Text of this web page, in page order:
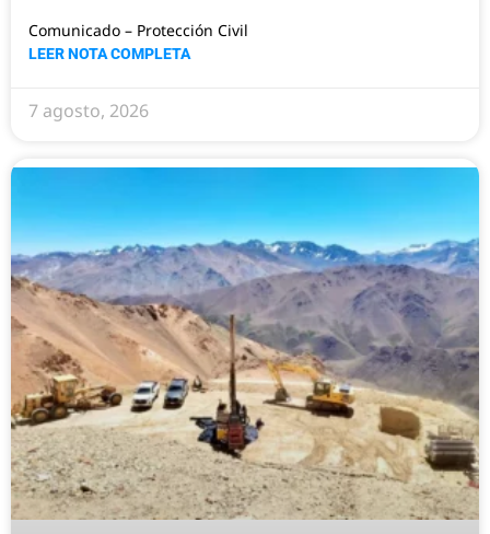
Comunicado – Protección Civil
LEER NOTA COMPLETA
7 agosto, 2026